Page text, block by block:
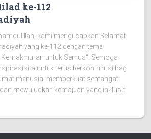
ke-112
kami mengucapkan Selamat
yang ke-112 dengan tema
Kemakmuran untuk Semua“. Semoga
kita untuk terus berkontribusi bagi
manusia, memperkuat semangat
mewujudkan kemajuan yang inklusif.